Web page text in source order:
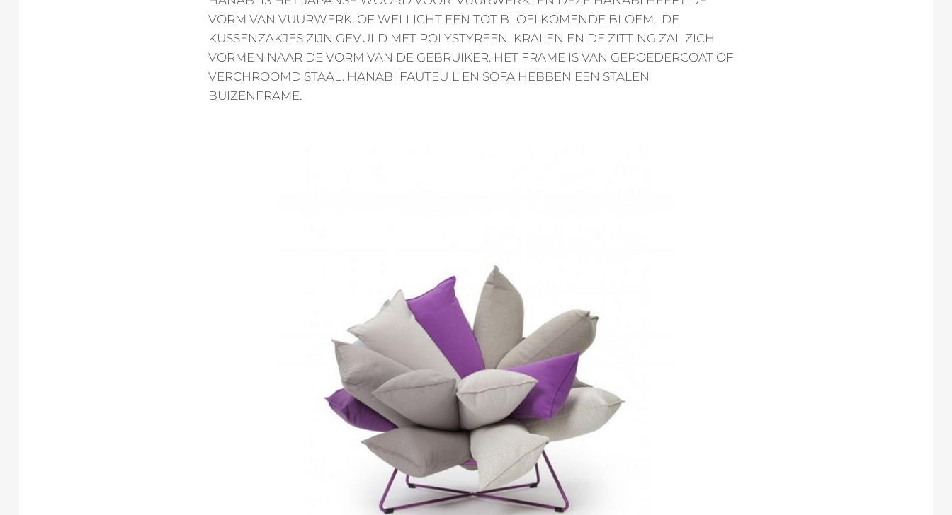
VORM VAN VUURWERK, OF WELLICHT EEN TOT BLOEI KOMENDE BLOEM. DE
KUSSENZAKJES ZIJN GEVULD MET POLYSTYREEN KRALEN EN DE ZITTING ZAL ZICH
VORMEN NAAR DE VORM VAN DE GEBRUIKER. HET FRAME IS VAN GEPOEDERCOAT OF
VERCHROOMD STAAL. HANABI FAUTEUIL EN SOFA HEBBEN EEN STALEN
BUIZENFRAME.